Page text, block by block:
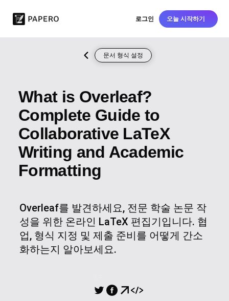
로그인 오늘 시작하기
문서 형식 설정
What is Overleaf?
Complete Guide to
Collaborative LaTeX
Writing and Academic
Formatting
Overleaf를 발견하세요, 전문 학술 논문 작
성을 위한 온라인 LaTeX 편집기입니다. 협
업, 형식 지정 및 제출 준비를 어떻게 간소
화하는지 알아보세요.